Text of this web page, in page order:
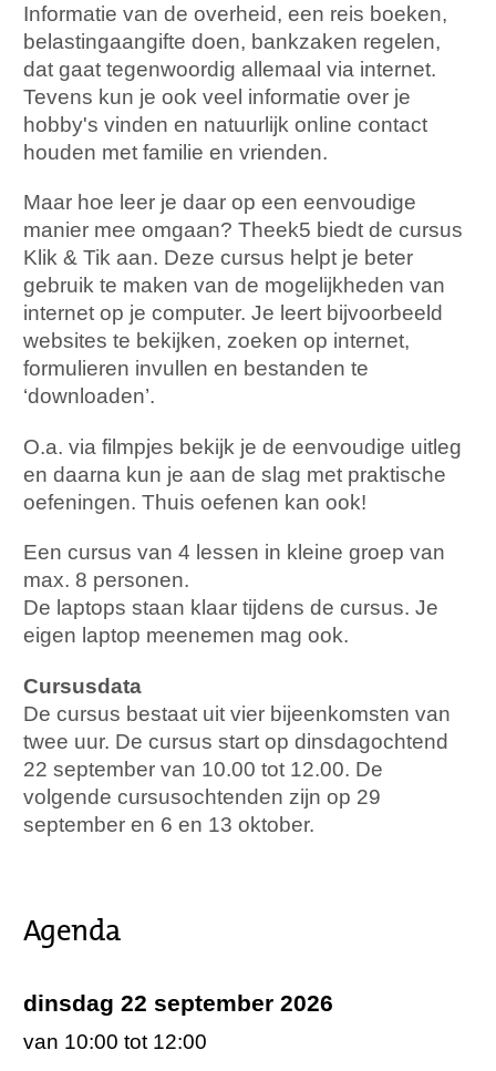
Informatie van de overheid, een reis boeken,
belastingaangifte doen, bankzaken regelen,
dat gaat tegenwoordig allemaal via internet.
Tevens kun je ook veel informatie over je
hobby's vinden en natuurlijk online contact
houden met familie en vrienden.
Maar hoe leer je daar op een eenvoudige
manier mee omgaan? Theek5 biedt de cursus
Klik & Tik aan. Deze cursus helpt je beter
gebruik te maken van de mogelijkheden van
internet op je computer. Je leert bijvoorbeeld
websites te bekijken, zoeken op internet,
formulieren invullen en bestanden te
‘downloaden’.
O.a. via filmpjes bekijk je de eenvoudige uitleg
en daarna kun je aan de slag met praktische
oefeningen. Thuis oefenen kan ook!
Een cursus van 4 lessen in kleine groep van
max. 8 personen.
De laptops staan klaar tijdens de cursus. Je
eigen laptop meenemen mag ook.
Cursusdata
De cursus bestaat uit vier bijeenkomsten van
twee uur. De cursus start op dinsdagochtend
22 september van 10.00 tot 12.00. De
volgende cursusochtenden zijn op 29
september en 6 en 13 oktober.
Agenda
dinsdag 22 september 2026
van 10:00 tot 12:00